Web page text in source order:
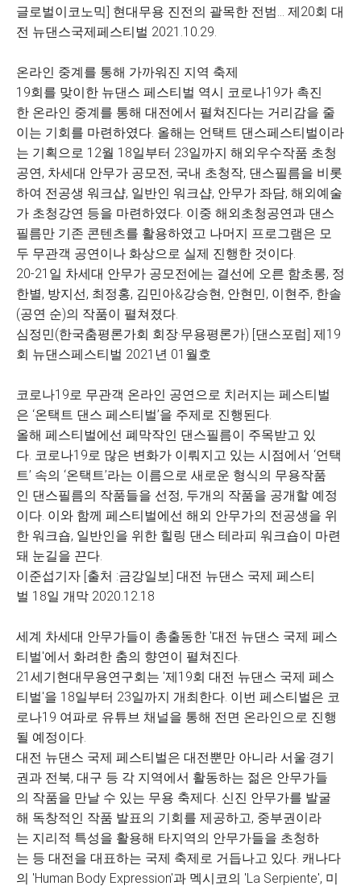
글로벌이코노믹] 현대무용 진전의 괄목한 전범… 제20회 대
전 뉴댄스국제페스티벌 2021.10.29.
온라인 중계를 통해 가까워진 지역 축제
19회를 맞이한 뉴댄스 페스티벌 역시 코로나19가 촉진
한 온라인 중계를 통해 대전에서 펼쳐진다는 거리감을 줄
이는 기회를 마련하였다. 올해는 언택트 댄스페스티벌이라
는 기획으로 12월 18일부터 23일까지 해외우수작품 초청
공연, 차세대 안무가 공모전, 국내 초청작, 댄스필름을 비롯
하여 전공생 워크샵, 일반인 워크샵, 안무가 좌담, 해외예술
가 초청강연 등을 마련하였다. 이중 해외초청공연과 댄스
필름만 기존 콘텐츠를 활용하였고 나머지 프로그램은 모
두 무관객 공연이나 화상으로 실제 진행한 것이다.
20-21일 차세대 안무가 공모전에는 결선에 오른 함초롱, 정
한별, 방지선, 최정홍, 김민아&강승현, 안현민, 이현주, 한솔
(공연 순)의 작품이 펼쳐졌다.
심정민(한국춤평론가회 회장·무용평론가) [댄스포럼] 제19
회 뉴댄스페스티벌 2021년 01월호
코로나19로 무관객 온라인 공연으로 치러지는 페스티벌
은 ‘온택트 댄스 페스티벌’을 주제로 진행된다.
올해 페스티벌에선 폐막작인 댄스필름이 주목받고 있
다. 코로나19로 많은 변화가 이뤄지고 있는 시점에서 ‘언택
트’ 속의 ‘온택트’라는 이름으로 새로운 형식의 무용작품
인 댄스필름의 작품들을 선정, 두개의 작품을 공개할 예정
이다. 이와 함께 페스티벌에선 해외 안무가의 전공생을 위
한 워크숍, 일반인을 위한 힐링 댄스 테라피 워크숍이 마련
돼 눈길을 끈다.
이준섭기자 [출처 :금강일보] 대전 뉴댄스 국제 페스티
벌 18일 개막 2020.12.18
세계 차세대 안무가들이 총출동한 '대전 뉴댄스 국제 페스
티벌'에서 화려한 춤의 향연이 펼쳐진다.
21세기현대무용연구회는 '제19회 대전 뉴댄스 국제 페스
티벌'을 18일부터 23일까지 개최한다. 이번 페스티벌은 코
로나19 여파로 유튜브 채널을 통해 전면 온라인으로 진행
될 예정이다.
대전 뉴댄스 국제 페스티벌은 대전뿐만 아니라 서울·경기
권과 전북, 대구 등 각 지역에서 활동하는 젊은 안무가들
의 작품을 만날 수 있는 무용 축제다. 신진 안무가를 발굴
해 독창적인 작품 발표의 기회를 제공하고, 중부권이라
는 지리적 특성을 활용해 타지역의 안무가들을 초청하
는 등 대전을 대표하는 국제 축제로 거듭나고 있다. 캐나다
의 'Human Body Expression‎'과 멕시코의 'La Serpiente', 미